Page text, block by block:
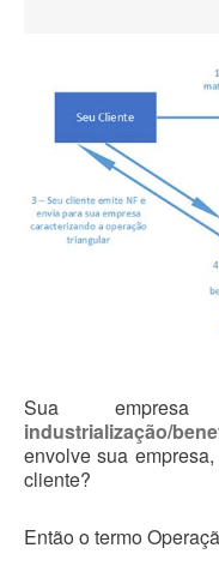
Sua
industrialização/
envolve sua
cliente?
Então o termo